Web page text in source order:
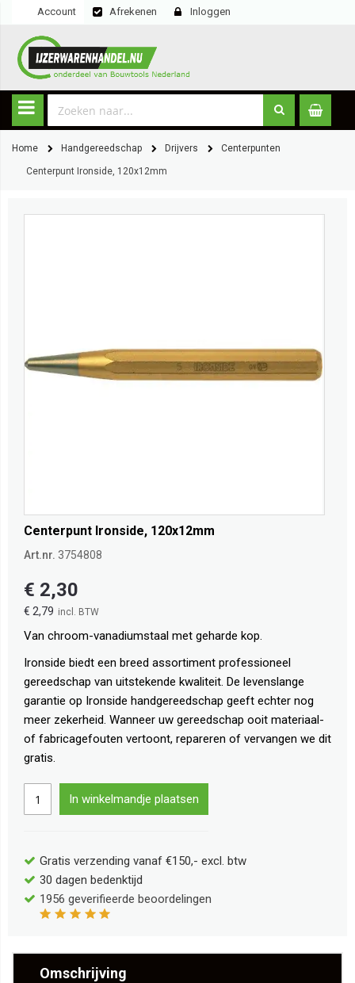
Account Afrekenen Inloggen
Home Handgereedschap Drijvers Centerpunten
Centerpunt Ironside, 120x12mm
Centerpunt Ironside, 120x12mm
Art.nr. 3754808
€ 2,79
€ 2,30
Van chroom-vanadiumstaal met geharde kop.
Ironside biedt een breed assortiment professioneel
gereedschap van uitstekende kwaliteit. De levenslange
garantie op Ironside handgereedschap geeft echter nog
meer zekerheid. Wanneer uw gereedschap ooit materiaal-
of fabricagefouten vertoont, repareren of vervangen we dit
gratis.
In winkelmandje plaatsen
Gratis verzending vanaf €150,- excl. btw
30 dagen bedenktijd
1956 geverifieerde beoordelingen
Omschrijving